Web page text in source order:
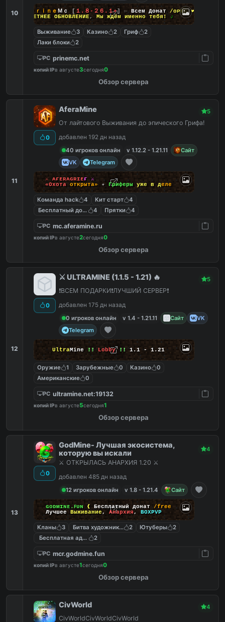
10 Ｐｒｉｎｅ Ｍｃ [ １.８-２６.１+] ▻ Всем Донат /ᴏᴘᴋᴀ❤
ЛЕТНЕЕ ОБНОВЛЕНИЕ, Мы ждём именно тебя! ♪
Выживание 3 Казино 2 Гриф
2
Лаки блоки
2
PC prinemc.net
копий IPв августе3сегодня0
Обзор сервера
11
0
AferaMine 5
От лайтового Выживания до эпического Грифа!
добавлен 192 дн назад
40 игроков онлайн
v 1.12.2 - 1.21.11
Сайт
VK
Telegram
⚔ ᴀғᴇʀᴀɢʀɪᴇғ ⚔
«Охота открыта» ✦ Гриферы уже в деле
Команда hack 4 Кит старт
4
Бесплатный донат4 Прятки 4
PC mc.aferamine.ru
копий IPв августе2сегодня0
Обзор сервера
12
0
⚔️ ULTRAMINE (1.1.5 - 1.21) 🔥 5
❗️ВСЕМ ПОДАРКИ❗️ЛУЧШИЙ СЕРВЕР❗️
добавлен 175 дн назад
0 игроков онлайн
v 1.4 - 1.21.11 Сайт
VK
Telegram
UltraMine !! Lobby !! 1.1 - 1.21
Оружие 1 Зарубежные 0 Казино
0
Американские
0
PC ultramine.net:19132
копий IPв августе5сегодня1
Обзор сервера
13
0
GodMine- Лучшая экосистема,
которую вы искали
4
⚔️ ОТКРЫЛАСЬ АНАРХИЯ 1.20 ⚔️
добавлен 485 дн назад
12 игроков онлайн
v 1.8 - 1.21.4 Сайт
ɢᴏᴅᴍɪɴᴇ.ꜰᴜɴ ❰ Бесплатный донат /free
Лучшее Выживание, Анархия, BOXPVP
Кланы 3 Битва художников 2 Ютуберы
2
Бесплатная админка
2
PC mcr.godmine.fun
копий IPв августе1сегодня0
Обзор сервера
CivWorld 4
CivWorldCivWorldCivWorld